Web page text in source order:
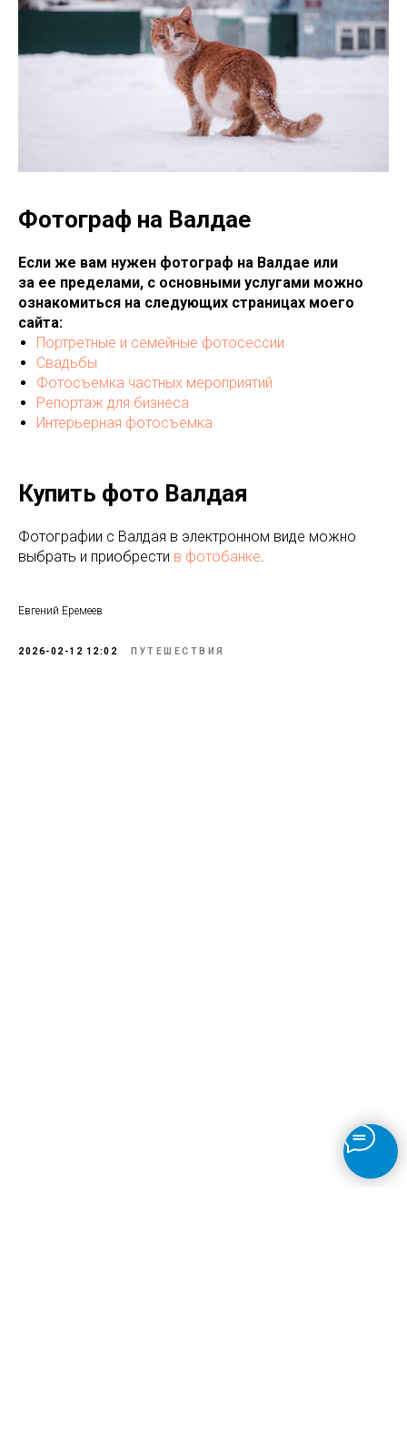
Фотограф на Валдае
Если же вам нужен фотограф на Валдае или
за ее пределами, с основными услугами можно
ознакомиться на следующих страницах моего
сайта:
Портретные и семейные фотосессии
Свадьбы
Фотосъемка частных мероприятий
Репортаж для бизнеса
Интерьерная фотосъемка
Купить фото Валдая
Фотографии с Валдая в электронном виде можно
выбрать и приобрести в фотобанке.
Евгений Еремеев
2026-02-12 12:02 ПУТЕШЕСТВИЯ